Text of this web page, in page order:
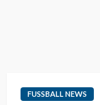
FUSSBALL NEWS